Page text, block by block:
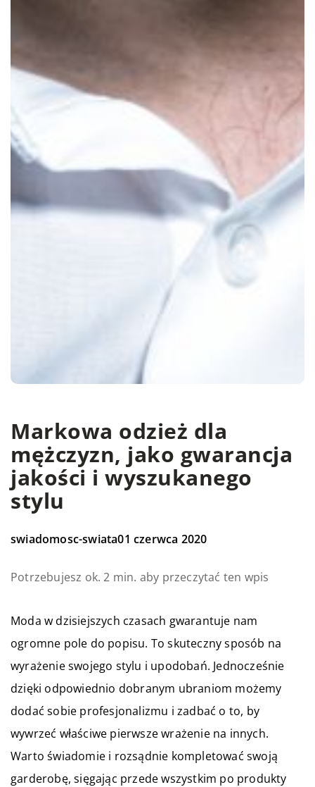
Markowa odzież dla
mężczyzn, jako gwarancja
jakości i wyszukanego
stylu
swiadomosc-swiata01 czerwca 2020
Potrzebujesz ok. 2 min. aby przeczytać ten wpis
Moda w dzisiejszych czasach gwarantuje nam
ogromne pole do popisu. To skuteczny sposób na
wyrażenie swojego stylu i upodobań. Jednocześnie
dzięki odpowiednio dobranym ubraniom możemy
dodać sobie profesjonalizmu i zadbać o to, by
wywrzeć właściwe pierwsze wrażenie na innych.
Warto świadomie i rozsądnie kompletować swoją
garderobę, sięgając przede wszystkim po produkty